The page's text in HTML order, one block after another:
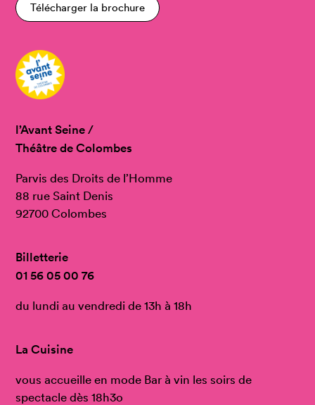
Télécharger la brochure
l’Avant Seine /
Théâtre de Colombes
Parvis des Droits de l’Homme
88 rue Saint Denis
92700 Colombes
Billetterie
01 56 05 00 76
du lundi au vendredi de 13h à 18h
La Cuisine
vous accueille en mode Bar à vin les soirs de
spectacle dès 18h3o